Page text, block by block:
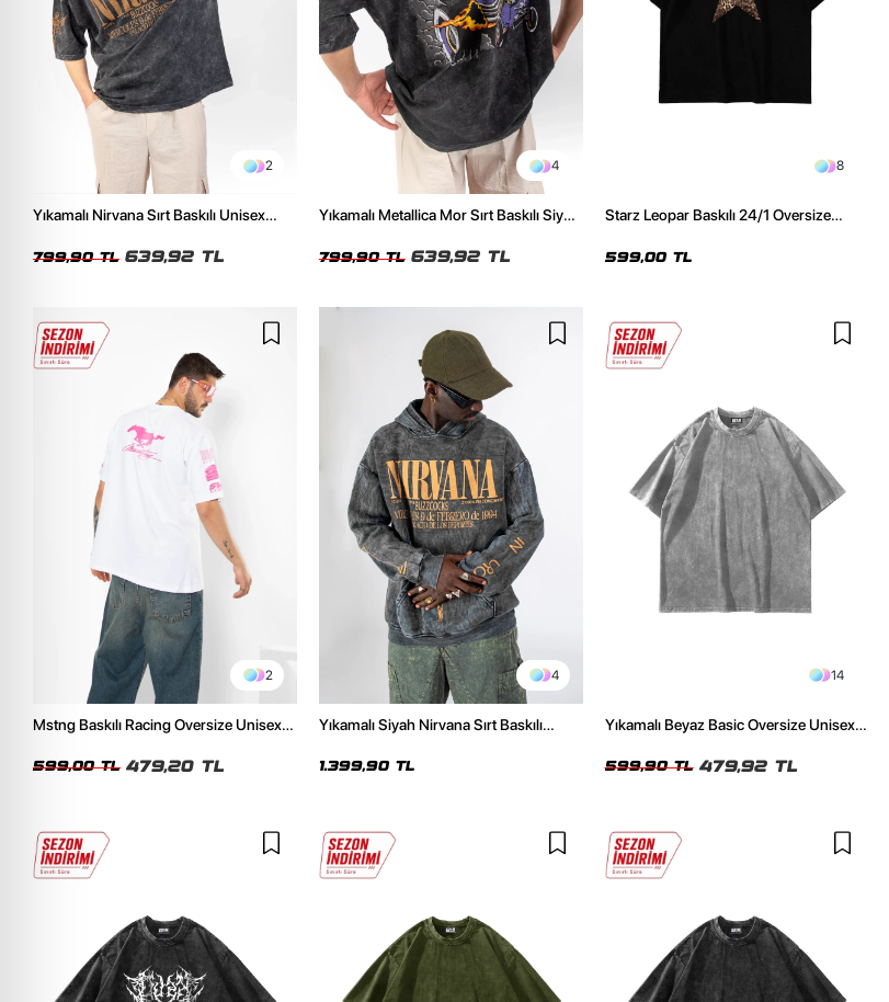
2
Yıkamalı Nirvana Sırt Baskılı Unisex
799,90 TL 639,92 TL
4
Yıkamalı Metallica Mor Sırt Baskılı Siyah
799,90 TL 639,92 TL
8
Starz Leopar Baskılı 24/1 Oversize
599,00 TL
2
Mstng Baskılı Racing Oversize Unisex
599,00 TL 479,20 TL
4
Yıkamalı Siyah Nirvana Sırt Baskılı
1.399,90 TL
14
Yıkamalı Beyaz Basic Oversize Unisex
599,90 TL 479,92 TL